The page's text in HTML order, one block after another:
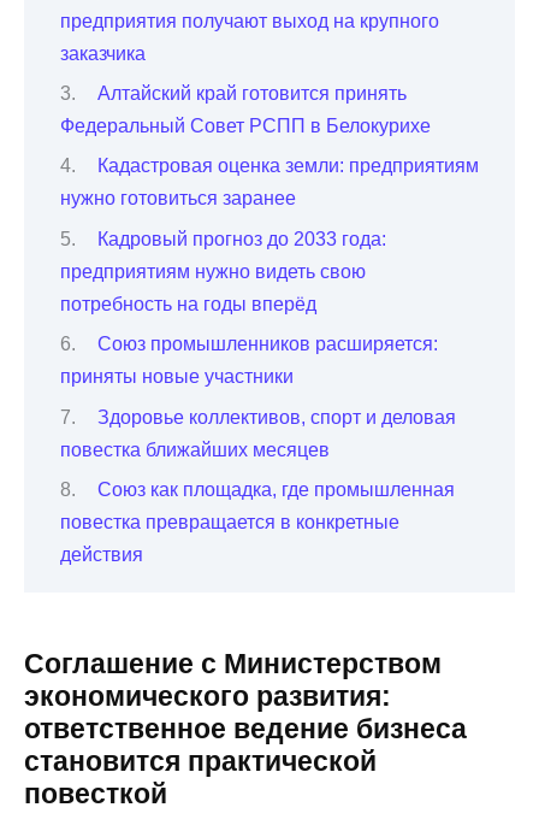
предприятия получают выход на крупного
заказчика
Алтайский край готовится принять
Федеральный Совет РСПП в Белокурихе
Кадастровая оценка земли: предприятиям
нужно готовиться заранее
Кадровый прогноз до 2033 года:
предприятиям нужно видеть свою
потребность на годы вперёд
Союз промышленников расширяется:
приняты новые участники
Здоровье коллективов, спорт и деловая
повестка ближайших месяцев
Союз как площадка, где промышленная
повестка превращается в конкретные
действия
Соглашение с Министерством
экономического развития:
ответственное ведение бизнеса
становится практической
повесткой